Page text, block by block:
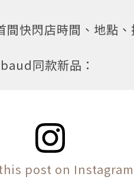
快閃店時間、地點
同款新品：
post on Instagram